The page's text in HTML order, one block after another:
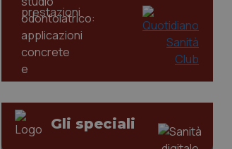
Gli speciali